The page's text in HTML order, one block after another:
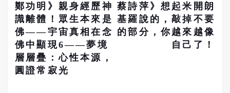
鄭功明》親身經歷神
識離體！眾生本來是
佛——宇宙真相在念
佛中顯現6——夢境
層層疊：心性本源，
圓證常寂光
蔡詩萍》想起米開朗
基羅說的，敲掉不要
的部分，你越來越像
自己了！